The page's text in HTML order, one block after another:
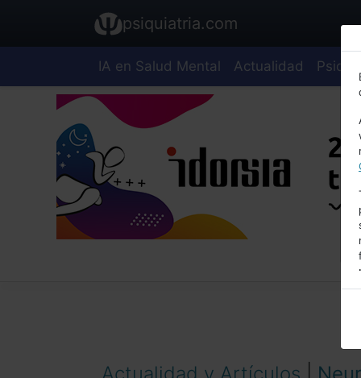
psiquiatria.com
IA en Salud Mental Actualidad
Actualidad y Artículos